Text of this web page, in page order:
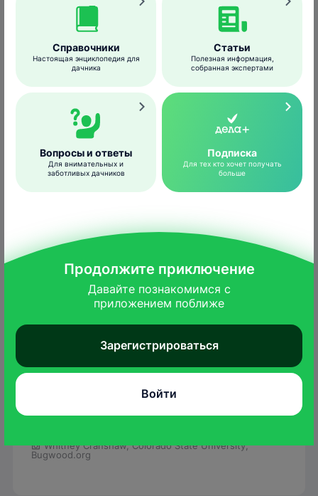
blogs.warwick.ac.uk
Морковная тля появляется на посадках
весной. Причиной появления вредителя
могут стать растущие недалеко от участка
калина, черемуха, липа, мальва или
петуния. Наиболее благоприятными для
размножения и питания тли являются
Whitney Cranshaw, Colorado State University,
Bugwood.org
Справочники
Настоящая энциклопедия для
дачника
Статьи
Полезная информация,
собранная экспертами
Вопросы и ответы
Для внимательных и
заботливых дачников
Подписка
Для тех кто хочет получать
больше
Продолжите приключение
Давайте познакомимся с
приложением поближе
Зарегистрироваться
Войти